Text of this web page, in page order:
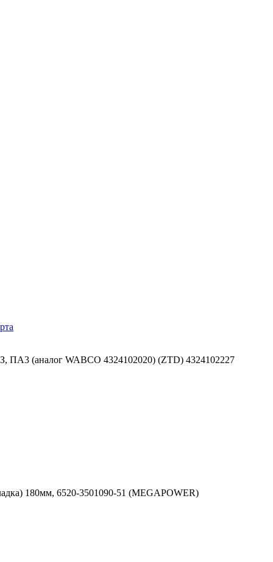
(аналог WABCO 4324102020) (ZTD) 4324102227
180мм, 6520-3501090-51 (MEGAPOWER)